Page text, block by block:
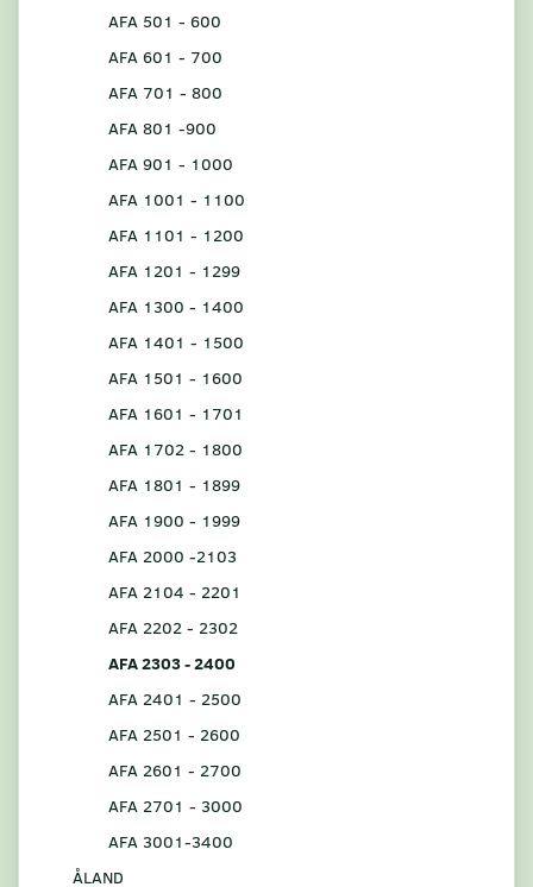
AFA 501 - 600
AFA 601 - 700
AFA 701 - 800
AFA 801 -900
AFA 901 - 1000
AFA 1001 - 1100
AFA 1101 - 1200
AFA 1201 - 1299
AFA 1300 - 1400
AFA 1401 - 1500
AFA 1501 - 1600
AFA 1601 - 1701
AFA 1702 - 1800
AFA 1801 - 1899
AFA 1900 - 1999
AFA 2000 -2103
AFA 2104 - 2201
AFA 2202 - 2302
AFA 2303 - 2400
AFA 2401 - 2500
AFA 2501 - 2600
AFA 2601 - 2700
AFA 2701 - 3000
AFA 3001-3400
ÅLAND